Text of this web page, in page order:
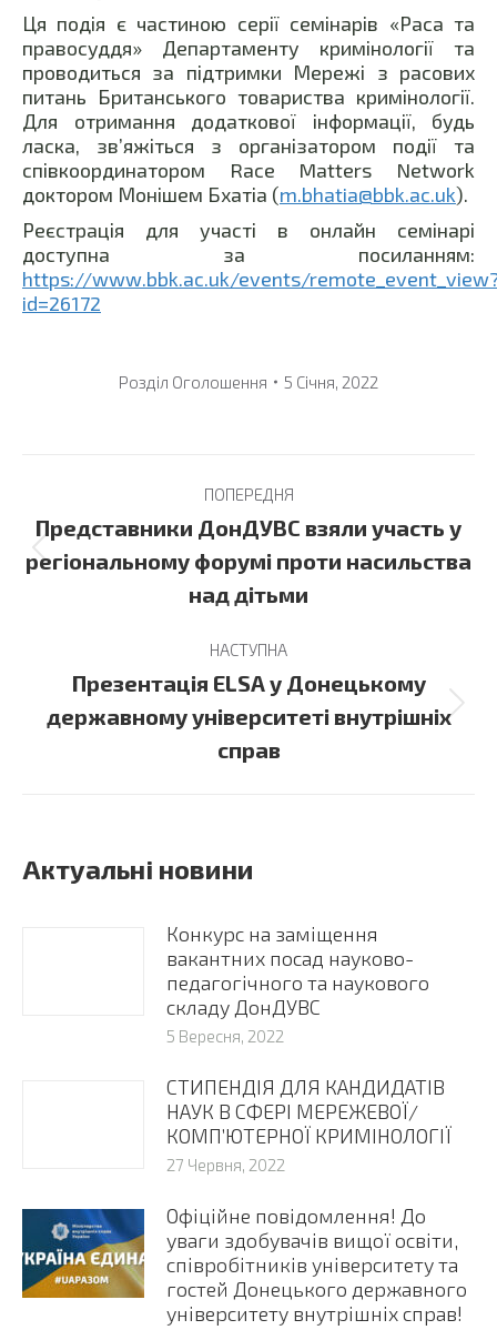
Ця подія є частиною серії семінарів «Раса та
правосуддя» Департаменту кримінології та
проводиться за підтримки Мережі з расових
питань Британського товариства кримінології.
Для отримання додаткової інформації, будь
ласка, зв’яжіться з організатором події та
співкоординатором Race Matters Network
доктором Монішем Бхатіа (m.bhatia@bbk.ac.uk).
Реєстрація для участі в онлайн семінарі
доступна за посиланням:
https://www.bbk.ac.uk/events/
id=26172
Розділ Оголошення 5 Січня, 2022
navigation
ПОПЕРЕДНЯ
Previous
post:
Представники ДонДУВС взяли участь у
регіональному форумі проти насильства
над дітьми
НАСТУПНА
Next
post:
Презентація ELSA у Донецькому
державному університеті внутрішніх
справ
Актуальні новини
Конкурс на заміщення
вакантних посад науково-
педагогічного та наукового
складу ДонДУВС
5 Вересня, 2022
СТИПЕНДІЯ ДЛЯ КАНДИДАТІВ
НАУК В СФЕРІ МЕРЕЖЕВОЇ/
КОМП’ЮТЕРНОЇ КРИМІНОЛОГІЇ
27 Червня, 2022
Офіційне повідомлення! До
уваги здобувачів вищої освіти,
співробітників університету та
гостей Донецького державного
університету внутрішніх справ!